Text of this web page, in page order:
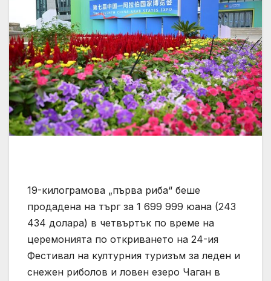
19-килограмова „първа риба“ беше
продадена на търг за 1 699 999 юана (243
434 долара) в четвъртък по време на
церемонията по откриването на 24-ия
Фестивал на културния туризъм за леден и
снежен риболов и ловен езеро Чаган в